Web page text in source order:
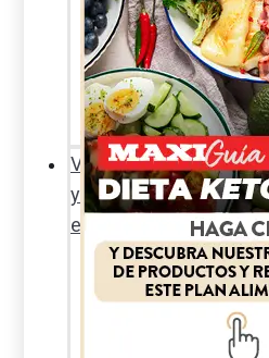
Sexualidad
responsable
En
la
percha
Vida
y
estilo
Productos
nuevos